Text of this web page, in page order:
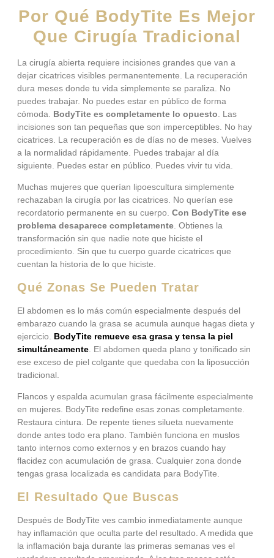
Por Qué BodyTite Es Mejor
Que Cirugía Tradicional
La cirugía abierta requiere incisiones grandes que van a
dejar cicatrices visibles permanentemente. La recuperación
dura meses donde tu vida simplemente se paraliza. No
puedes trabajar. No puedes estar en público de forma
cómoda. BodyTite es completamente lo opuesto . Las
incisiones son tan pequeñas que son imperceptibles. No hay
cicatrices. La recuperación es de días no de meses. Vuelves
a la normalidad rápidamente. Puedes trabajar al día
siguiente. Puedes estar en público. Puedes vivir tu vida.
Muchas mujeres que querían lipoescultura simplemente
rechazaban la cirugía por las cicatrices. No querían ese
recordatorio permanente en su cuerpo. Con BodyTite ese
problema desaparece completamente. Obtienes la
transformación sin que nadie note que hiciste el
procedimiento. Sin que tu cuerpo guarde cicatrices que
cuentan la historia de lo que hiciste.
Qué Zonas Se Pueden Tratar
El abdomen es lo más común especialmente después del
embarazo cuando la grasa se acumula aunque hagas dieta y
ejercicio. BodyTite remueve esa grasa y tensa la piel
simultáneamente . El abdomen queda plano y tonificado sin
ese exceso de piel colgante que quedaba con la liposucción
tradicional.
Flancos y espalda acumulan grasa fácilmente especialmente
en mujeres. BodyTite redefine esas zonas completamente.
Restaura cintura. De repente tienes silueta nuevamente
donde antes todo era plano. También funciona en muslos
tanto internos como externos y en brazos cuando hay
flacidez con acumulación de grasa. Cualquier zona donde
tengas grasa localizada es candidata para BodyTite.
El Resultado Que Buscas
Después de BodyTite ves cambio inmediatamente aunque
hay inflamación que oculta parte del resultado. A medida que
la inflamación baja durante las primeras semanas ves el